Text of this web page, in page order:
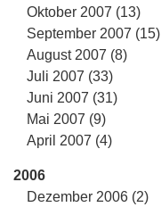
Oktober 2007 (13)
September 2007 (15)
August 2007 (8)
Juli 2007 (33)
Juni 2007 (31)
Mai 2007 (9)
April 2007 (4)
2006
Dezember 2006 (2)